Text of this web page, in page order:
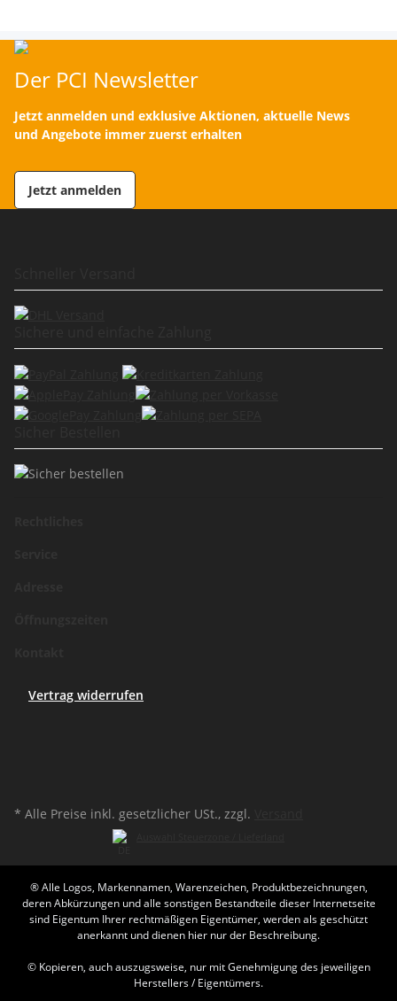
Der PCI Newsletter
Jetzt anmelden und exklusive Aktionen, aktuelle News
und Angebote immer zuerst erhalten
Jetzt anmelden
Vertrag widerrufen
* Alle Preise inkl. gesetzlicher USt., zzgl.
® Alle Logos, Markennamen, Warenzeichen, Produktbezeichnungen,
deren Abkürzungen und alle sonstigen Bestandteile dieser Internetseite
sind Eigentum Ihrer rechtmäßigen Eigentümer, werden als geschützt
anerkannt und dienen hier nur der Beschreibung.
© Kopieren, auch auszugsweise, nur mit Genehmigung des jeweiligen
Herstellers / Eigentümers.